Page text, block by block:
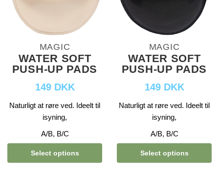
MAGIC
WATER SOFT
PUSH-UP PADS
149 DKK
Naturligt at røre ved. Ideelt til
isyning,
A/B, B/C
Select options
MAGIC
WATER SOFT
PUSH-UP PADS
149 DKK
Naturligt at røre ved. Ideelt til
isyning,
A/B, B/C
Select options